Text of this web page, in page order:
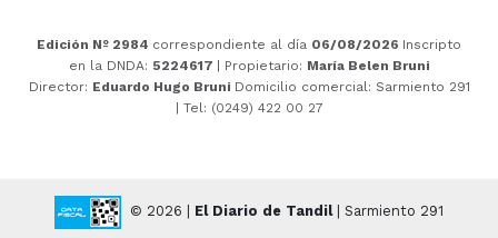
Edición Nº 2984 correspondiente al día 06/08/2026 Inscripto
en la DNDA: 5224617 | Propietario: María Belen Bruni
Director: Eduardo Hugo Bruni Domicilio comercial: Sarmiento 291
| Tel: (0249) 422 00 27
© 2026 | El Diario de Tandil| Sarmiento 291